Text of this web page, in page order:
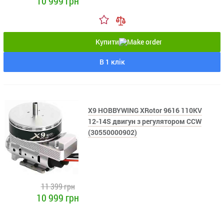
Купити
В 1 клік
X9 HOBBYWING XRotor 9616 110KV
12-14S двигун з регулятором CCW
(30550000902)
11 399 грн
10 999 грн